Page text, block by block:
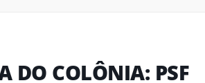
DO COLÔNIA: PSF